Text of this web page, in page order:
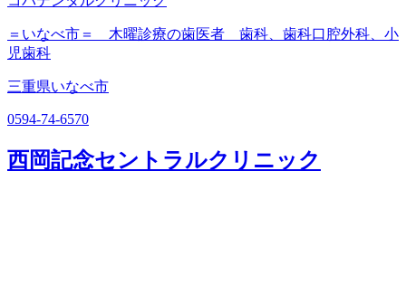
＝いなべ市＝ 木曜診療の歯医者 歯科、歯科口腔外科、小
児歯科
三重県いなべ市
0594-74-6570
西岡記念セントラルクリニック